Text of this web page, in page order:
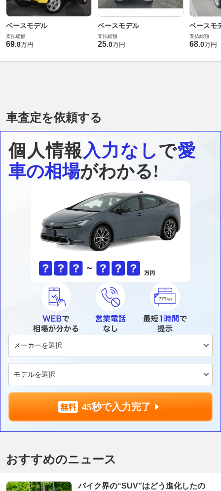
ベースモデル
支払総額
69.8万円
ベースモデル
支払総額
25.0万円
ベースモ
支払総額
68.0万円
車査定を依頼する
個人情報入力なしで愛
車の相場がわかる!
45秒で入力完了
おすすめのニュース
バイク界の“SUV”はどう進化したの